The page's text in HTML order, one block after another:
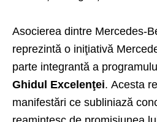
Asocierea dintre Mercedes-
reprezintă o iniţiativă
parte integrantă a
Ghidul Excelenţei. Acesta
manifestări ce subliniază